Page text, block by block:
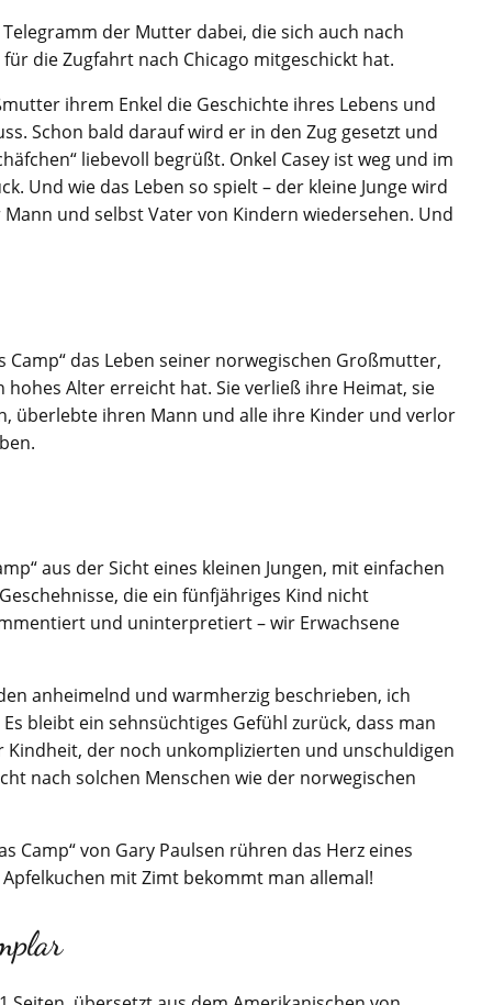
der Mutter dabei, die sich auch nach
die Zugfahrt nach Chicago mitgeschickt hat.
ihrem Enkel die Geschichte ihres Lebens und
Schon bald darauf wird er in den Zug gesetzt und
liebevoll begrüßt. Onkel Casey ist weg und im
Und wie das Leben so spielt – der kleine Junge wird
und selbst Vater von Kindern wiedersehen. Und
Camp“ das Leben seiner norwegischen Großmutter,
Alter erreicht hat. Sie verließ ihre Heimat, sie
überlebte ihren Mann und alle ihre Kinder und verlor
aus der Sicht eines kleinen Jungen, mit einfachen
die ein fünfjähriges Kind nicht
und uninterpretiert – wir Erwachsene
anheimelnd und warmherzig beschrieben, ich
bleibt ein sehnsüchtiges Gefühl zurück, dass man
Kindheit, der noch unkomplizierten und unschuldigen
nach solchen Menschen wie der norwegischen
Camp“ von Gary Paulsen rühren das Herz eines
mit Zimt bekommt man allemal!